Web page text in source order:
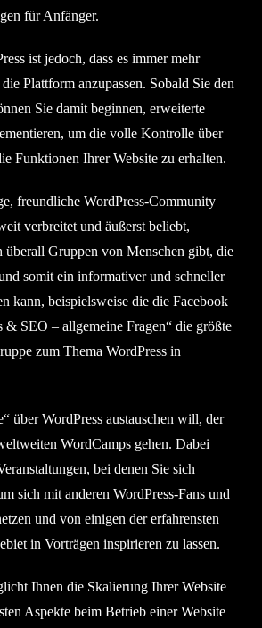
für Anfänger.
ist jedoch, dass es immer mehr
Plattform anzupassen. Sobald Sie den
Sie damit beginnen, erweiterte
um die volle Kontrolle über
Funktionen Ihrer Website zu erhalten.
freundliche WordPress-Community
verbreitet und äußerst beliebt,
überall Gruppen von Menschen gibt, die
somit ein informativer und schneller
kann, beispielsweise die die Facebook
& SEO – allgemeine Fragen“ die größte
zum Thema WordPress in
über WordPress austauschen will, der
WordCamps gehen. Dabei
bei denen Sie sich
sich mit anderen WordPress-Fans und
und von einigen der erfahrensten
in Vorträgen inspirieren zu lassen.
Ihnen die Skalierung Ihrer Website
Aspekte beim Betrieb einer Website